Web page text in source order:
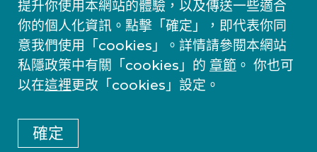
提升你使用本網站的體驗，以及傳送一些適合
你的個人化資訊。點擊「確定」，即代表你同
意我們使用「cookies」。詳情請參閱本網站
私隱政策中有關「cookies」的 章節 。 你也可
以在這裡更改「cookies」設定。
確定